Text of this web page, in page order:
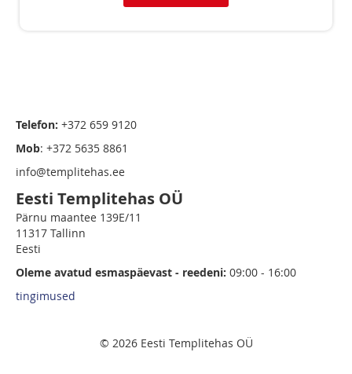
Telefon: +372 659 9120
Mob: +372 5635 8861
info@templitehas.ee
Eesti Templitehas OÜ
Pärnu maantee 139E/11
11317 Tallinn
Eesti
Oleme avatud esmaspäevast - reedeni: 09:00 - 16:00
tingimused
© 2026 Eesti Templitehas OÜ